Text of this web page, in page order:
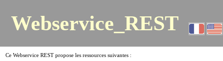
Webservice_REST
Ce Webservice REST propose les ressources suivantes :